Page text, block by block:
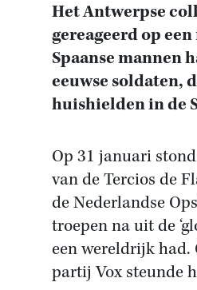
Het Antwerpse
gereageerd op
Spaanse mannen
eeuwse soldaten,
huishielden in de
Op 31 januari
van de Tercios de
de Nederlandse
troepen na uit de
een wereldrijk had.
partij Vox steunde